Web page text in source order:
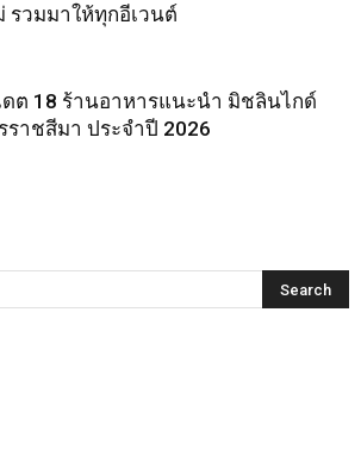
รวมมาให้ทุกอีเวนต์
ดต 18 ร้านอาหารแนะนำ มิชลินไกด์
ราชสีมา ประจำปี 2026